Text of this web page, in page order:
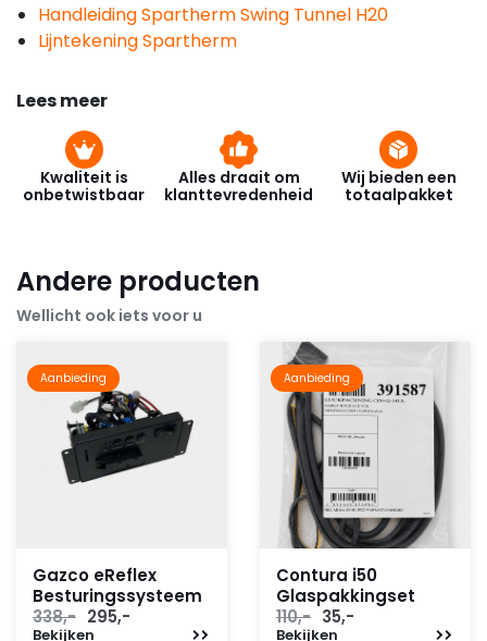
Handleiding Spartherm Swing Tunnel H20
Lijntekening Spartherm
Lees meer
Kwaliteit is
onbetwistbaar
Alles draait om
klanttevredenheid
Wij bieden een
totaalpakket
Andere producten
Wellicht ook iets voor u
Aanbieding
Gazco eReflex
Besturingssysteem
338,- Oorspronkelijke
prijs
295,-
Bekijken
Aanbieding
Contura i50
Glaspakkingset
110,- Oorspronkelijke
prijs
35,-
Bekijken